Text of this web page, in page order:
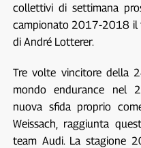
collettivi di settimana
campionato 2017-2018 il
di André Lotterer.
Tre volte vincitore della
mondo endurance nel
nuova sfida proprio
Weissach, raggiunta
team Audi. La stagione